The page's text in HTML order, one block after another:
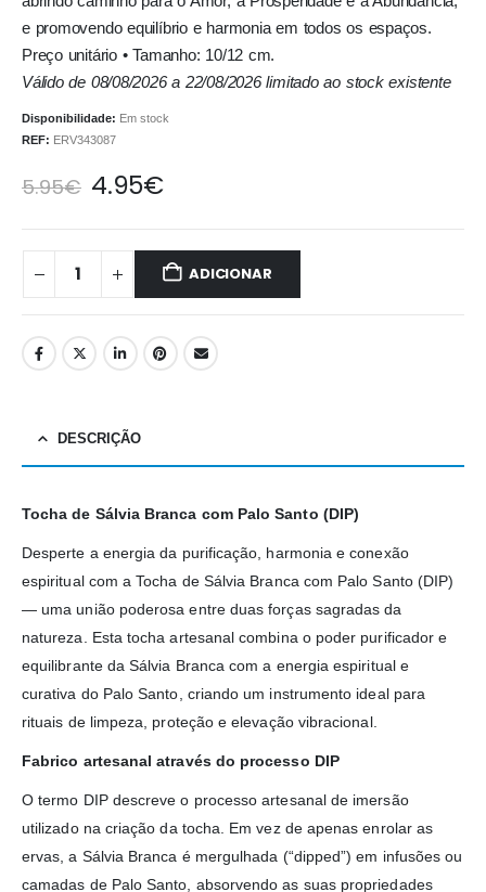
e promovendo equilíbrio e harmonia em todos os espaços.
Preço unitário • Tamanho: 10/12 cm.
Válido de 08/08/2026 a 22/08/2026 limitado ao stock existente
Disponibilidade: Em stock
REF: ERV343087
5.95€ 4.95€
ADICIONAR
DESCRIÇÃO
Tocha de Sálvia Branca com Palo Santo (DIP)
Desperte a energia da purificação, harmonia e conexão
espiritual com a Tocha de Sálvia Branca com Palo Santo (DIP)
— uma união poderosa entre duas forças sagradas da
natureza. Esta tocha artesanal combina o poder purificador e
equilibrante da Sálvia Branca com a energia espiritual e
curativa do Palo Santo, criando um instrumento ideal para
rituais de limpeza, proteção e elevação vibracional.
Fabrico artesanal através do processo DIP
O termo DIP descreve o processo artesanal de imersão
utilizado na criação da tocha. Em vez de apenas enrolar as
ervas, a Sálvia Branca é mergulhada (“dipped”) em infusões ou
camadas de Palo Santo, absorvendo as suas propriedades